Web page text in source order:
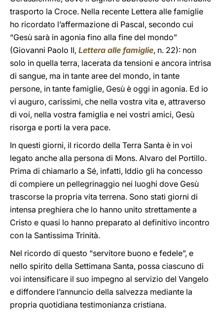
trasporto la Croce. Nella recente Lettera alle famiglie
ho ricordato l’affermazione di Pascal, secondo cui
“Gesù sarà in agonia fino alla fine del mondo”
(Giovanni Paolo II, Lettera alle famiglie, n. 22): non
solo in quella terra, lacerata da tensioni e ancora intrisa
di sangue, ma in tante aree del mondo, in tante
persone, in tante famiglie, Gesù è oggi in agonia. Ed io
vi auguro, carissimi, che nella vostra vita e, attraverso
di voi, nella vostra famiglia e nei vostri amici, Gesù
risorga e porti la vera pace.
In questi giorni, il ricordo della Terra Santa è in voi
legato anche alla persona di Mons. Alvaro del Portillo.
Prima di chiamarlo a Sé, infatti, Iddio gli ha concesso
di compiere un pellegrinaggio nei luoghi dove Gesù
trascorse la propria vita terrena. Sono stati giorni di
intensa preghiera che lo hanno unito strettamente a
Cristo e quasi lo hanno preparato al definitivo incontro
con la Santissima Trinità.
Nel ricordo di questo “servitore buono e fedele”, e
nello spirito della Settimana Santa, possa ciascuno di
voi intensificare il suo impegno al servizio del Vangelo
e diffondere l’annuncio della salvezza mediante la
propria quotidiana testimonianza cristiana.